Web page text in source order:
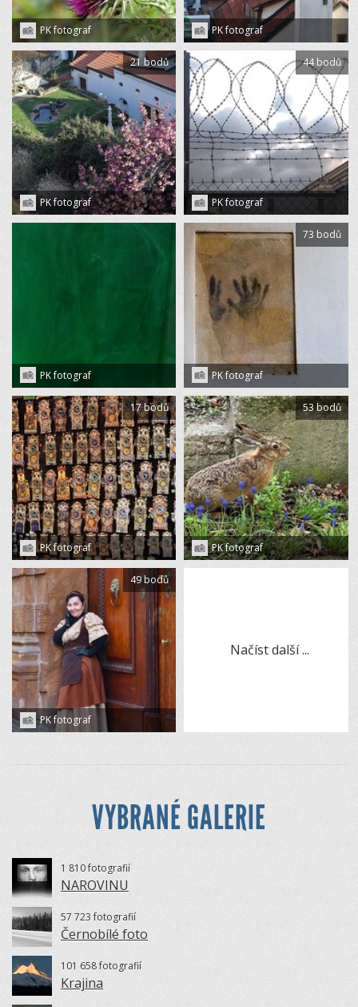
PK fotograf PK fotograf
PK fotograf
21 bodů
PK fotograf
44 bodů
PK fotograf PK fotograf
73 bodů
PK fotograf
17 bodů
PK fotograf
53 bodů
PK fotograf
49 bodů
Načíst další ...
VYBRANÉ GALERIE
1 810 fotografií
NAROVINU
57 723 fotografií
Černobílé foto
101 658 fotografií
Krajina